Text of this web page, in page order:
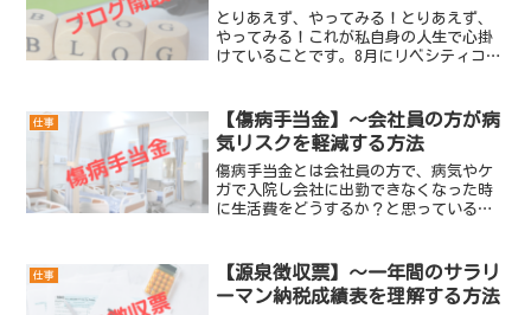
とりあえず、やってみる！とりあえず、
やってみる！これが私自身の人生で心掛
けていることです。8月にリベシティコミ
言われてその気になって、とりあえず、
やってみました。もちろ...
仕事
【傷病手当金】～会社員の方が病
気リスクを軽減する方法
傷病手当金とは会社員の方で、病気やケ
ガで入院し会社に出勤できなくなった時
に生活費をどうするか？と思っている
被保険者とその家族の生活を保障するた
めに設けられた制度で、病気...
仕事
【源泉徴収票】～一年間のサラリ
ーマン納税成績表を理解する方法